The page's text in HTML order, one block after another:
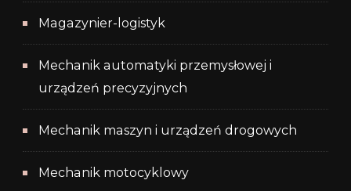
Magazynier-logistyk
Mechanik automatyki przemysłowej i
urządzeń precyzyjnych
Mechanik maszyn i urządzeń drogowych
Mechanik motocyklowy